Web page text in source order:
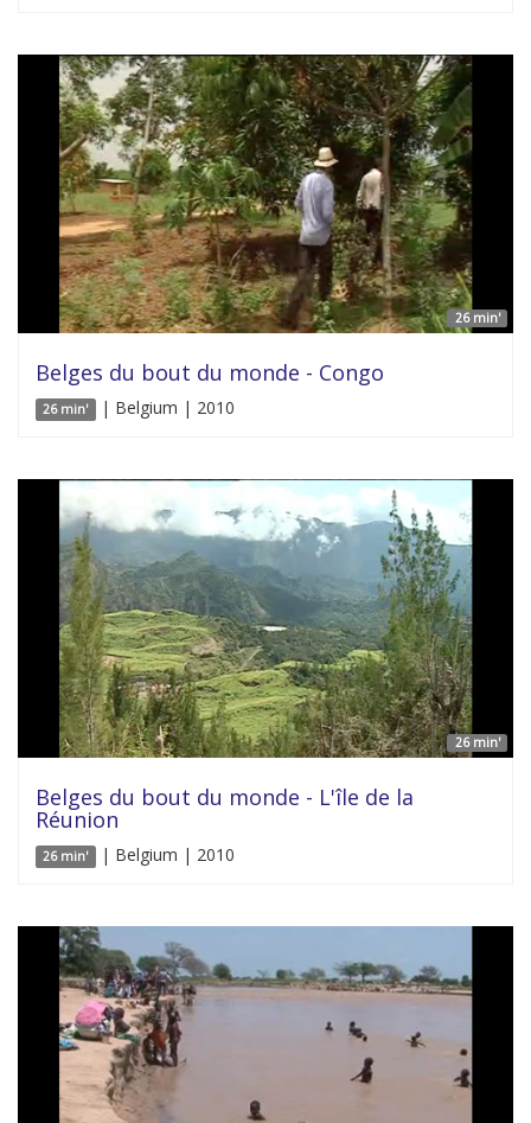
26 min'
Belges du bout du monde - Congo
26 min' | Belgium | 2010
26 min'
Belges du bout du monde - L'île de la
Réunion
26 min' | Belgium | 2010